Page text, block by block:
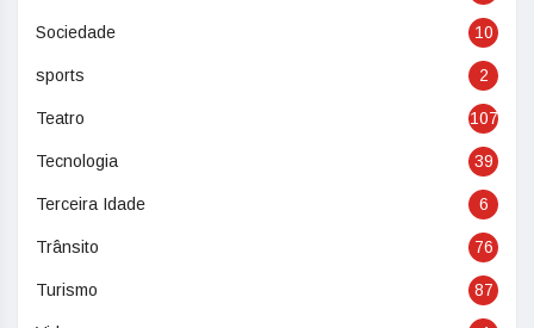
Sociedade 10
sports 2
Teatro 107
Tecnologia 39
Terceira Idade 6
Trânsito 76
Turismo 87